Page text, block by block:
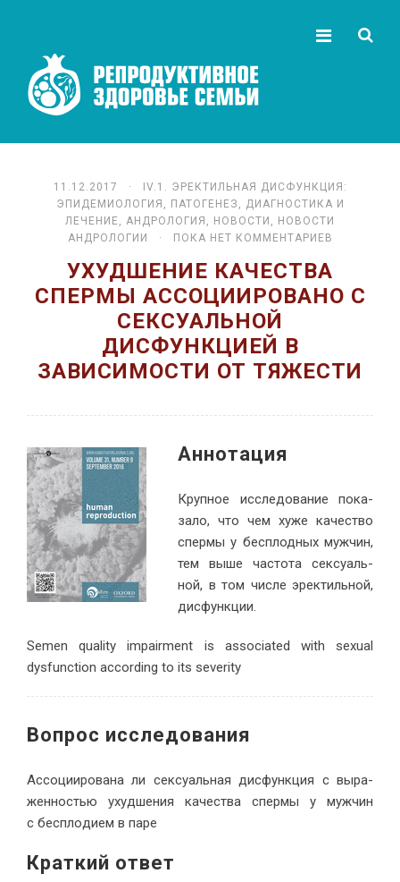
11.12.2017 ·
IV.1. ЭРЕКТИЛЬНАЯ ДИСФУНКЦИЯ:
ЭПИДЕМИОЛОГИЯ, ПАТОГЕНЕЗ, ДИАГНОСТИКА И
ЛЕЧЕНИЕ , АНДРОЛОГИЯ , НОВОСТИ , НОВОСТИ
АНДРОЛОГИИ
· ПОКА НЕТ КОММЕНТАРИЕВ
УХУДШЕНИЕ КАЧЕСТВА
СПЕРМЫ АССОЦИИРОВАНО С
СЕКСУАЛЬНОЙ
ДИСФУНКЦИЕЙ В
ЗАВИСИМОСТИ ОТ ТЯЖЕСТИ
Ан­но­тация
Круп­ное ис­сле­до­ва­ние по­ка­
за­ло, что чем ху­же ка­че­ство
спер­мы у бес­плод­ных муж­чин,
тем вы­ше ча­сто­та сек­су­аль­
ной, в том чис­ле эрек­тиль­ной,
дис­функции.
Semen quality impairment is associated with sexual
dysfunction according to its severity
Во­прос ис­сле­до­вания
Ас­со­ци­и­ро­ва­на ли сек­су­аль­ная дис­функ­ция с вы­ра­
жен­но­стью ухуд­ше­ния ка­че­ства спер­мы у муж­чин
с бес­пло­ди­ем в паре
Крат­кий ответ